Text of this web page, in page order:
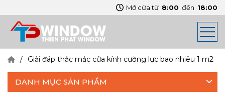
Mở cửa từ 8:00 đến 18:00
Giải đáp thắc mắc cửa kính cường lực bao nhiêu 1 m2
DANH MỤC SẢN PHẨM